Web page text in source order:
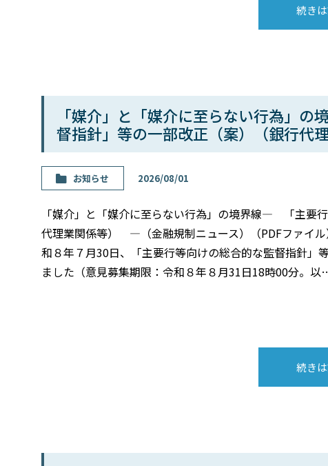
続き
「媒介」と「媒介に至らない行為」
督指針」等の一部改正（案）（銀行代
お知らせ 2026/08/01
「媒介」と「媒介に至らない行為」の境界線― 「主要
代理業関係等） ―（金融規制ニュース）（PDFファイ
和８年７月30日、「主要行等向けの総合的な監督指針」
ました（意見募集期限：令和８年８月31日18時00分。以
続き